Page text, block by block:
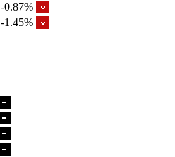
-0.87%
-1.45%